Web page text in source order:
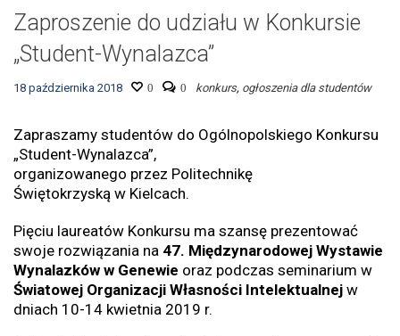
Zaproszenie do udziału w Konkursie
„Student-Wynalazca”
18 października 2018 0 0 konkurs, ogłoszenia dla studentów
Zapraszamy studentów do Ogólnopolskiego Konkursu
„Student-Wynalazca”,
organizowanego przez Politechnikę
Świętokrzyską w Kielcach.
Pięciu laureatów Konkursu ma szansę prezentować
swoje rozwiązania na 47. Międzynarodowej Wystawie
Wynalazków w Genewie oraz podczas seminarium w
Światowej Organizacji Własności Intelektualnej w
dniach 10-14 kwietnia 2019 r.